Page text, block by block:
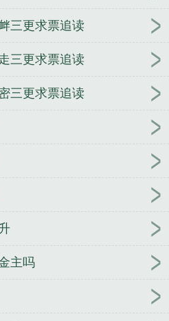
三更求票追读
三更求票追读
三更求票追读
主吗